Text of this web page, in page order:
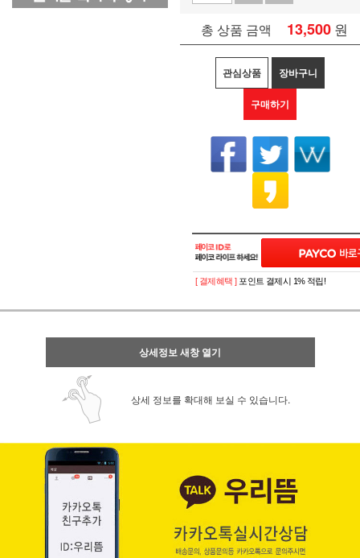
총 상품 금액 13,500 원
관심상품 장바구니
구매하기
[ 결제혜택 ] 포인트 결제시 1% 적립!
상세정보 새창 열기
상세 정보를 확대해 보실 수 있습니다.